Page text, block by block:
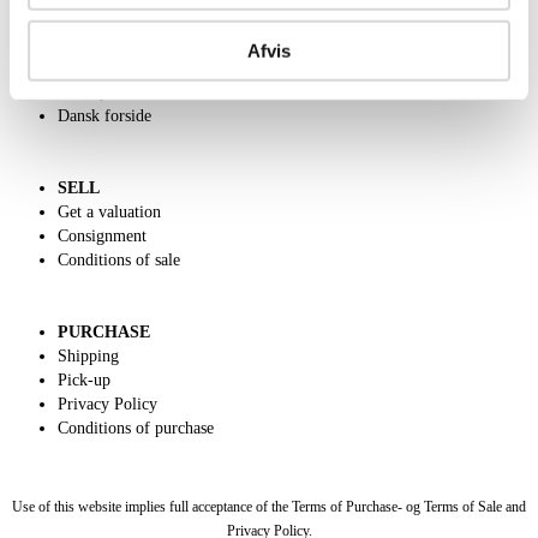
Afvis
ABOUT US
Dansk forside
SELL
Get a valuation
Consignment
Conditions of sale
PURCHASE
Shipping
Pick-up
Privacy Policy
Conditions of purchase
Use of this website implies full acceptance of the Terms of Purchase- og Terms of Sale and
Privacy Policy.